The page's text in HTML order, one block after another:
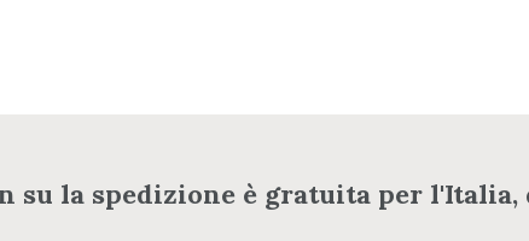
su la spedizione è gratuita per l'Italia,